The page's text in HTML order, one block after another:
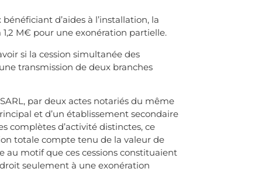
d’aides à l’installation, la
M€ pour une exonération partielle.
si la cession simultanée des
transmission de deux branches
par deux actes notariés du même
et d’un établissement secondaire
complètes d’activité distinctes, ce
totale compte tenu de la valeur de
au motif que ces cessions constituaient
seulement à une exonération